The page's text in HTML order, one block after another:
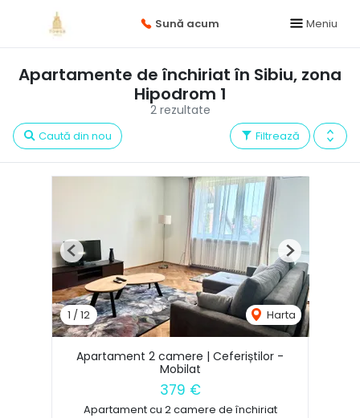
Sună acum Meniu
2 rezultate
Apartamente de închiriat în Sibiu, zona
Hipodrom 1
Filtrează
Caută din nou
1 /12 Harta
Previous Next
Apartament 2 camere | Ceferiștilor -
Mobilat
379 €
Apartament cu 2 camere de închiriat